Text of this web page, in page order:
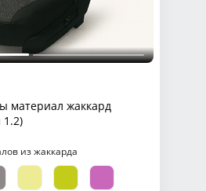
материал жаккард
из жаккарда